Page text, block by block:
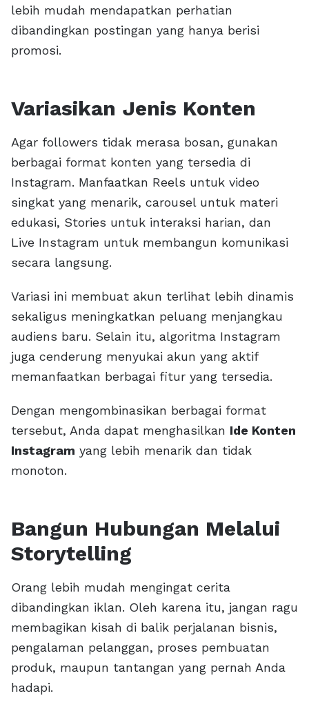
lebih mudah mendapatkan perhatian
dibandingkan postingan yang hanya berisi
promosi.
Variasikan Jenis Konten
Agar followers tidak merasa bosan, gunakan
berbagai format konten yang tersedia di
Instagram. Manfaatkan Reels untuk video
singkat yang menarik, carousel untuk materi
edukasi, Stories untuk interaksi harian, dan
Live Instagram untuk membangun komunikasi
secara langsung.
Variasi ini membuat akun terlihat lebih dinamis
sekaligus meningkatkan peluang menjangkau
audiens baru. Selain itu, algoritma Instagram
juga cenderung menyukai akun yang aktif
memanfaatkan berbagai fitur yang tersedia.
Dengan mengombinasikan berbagai format
tersebut, Anda dapat menghasilkan Ide Konten
Instagram yang lebih menarik dan tidak
monoton.
Bangun Hubungan Melalui
Storytelling
Orang lebih mudah mengingat cerita
dibandingkan iklan. Oleh karena itu, jangan ragu
membagikan kisah di balik perjalanan bisnis,
pengalaman pelanggan, proses pembuatan
produk, maupun tantangan yang pernah Anda
hadapi.